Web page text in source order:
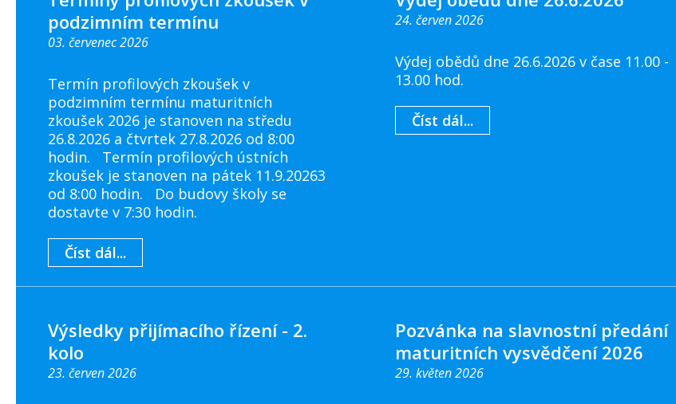
podzimním termínu
03. červenec 2026
Termín profilových zkoušek v
podzimním termínu maturitních
zkoušek 2026 je stanoven na středu
26.8.2026 a čtvrtek 27.8.2026 od 8:00
hodin. Termín profilových ústních
zkoušek je stanoven na pátek 11.9.20263
od 8:00 hodin. Do budovy školy se
dostavte v 7:30 hodin.
Číst dál...
24. červen 2026
Výdej obědů dne 26.6.2026 v čase 11.00 -
13.00 hod.
Číst dál...
Výsledky přijímacího řízení - 2.
kolo
23. červen 2026
Pozvánka na slavnostní předání
maturitních vysvědčení 2026
29. květen 2026